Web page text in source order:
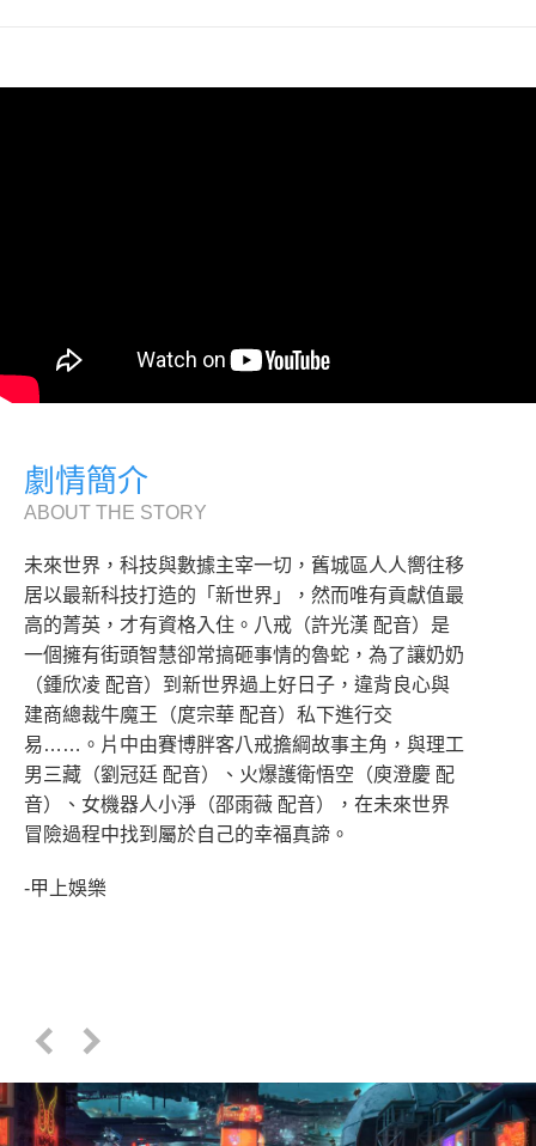
劇情簡介
ABOUT THE STORY
未來世界，科技與數據主宰一切，舊城區人人嚮往移
居以最新科技打造的「新世界」，然而唯有貢獻值最
高的菁英，才有資格入住。八戒（許光漢 配音）是
一個擁有街頭智慧卻常搞砸事情的魯蛇，為了讓奶奶
（鍾欣凌 配音）到新世界過上好日子，違背良心與
建商總裁牛魔王（庹宗華 配音）私下進行交
易……。片中由賽博胖客八戒擔綱故事主角，與理工
男三藏（劉冠廷 配音）、火爆護衛悟空（庾澄慶 配
音）、女機器人小淨（邵雨薇 配音），在未來世界
冒險過程中找到屬於自己的幸福真諦。
-甲上娛樂